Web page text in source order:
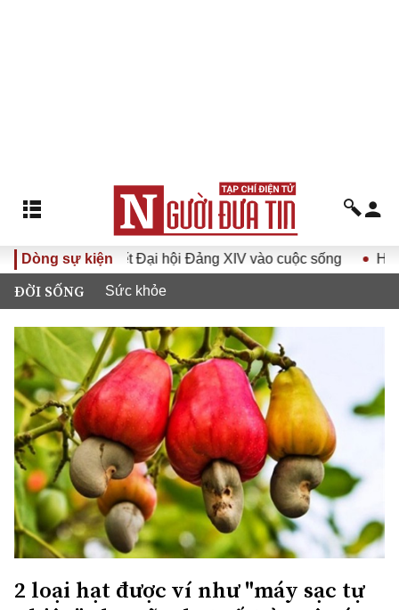
Dòng sự kiện
quyết Đại hội Đảng XIV vào cuộc sống Hướng tới
ĐỜI SỐNG Sức khỏe
2 loại hạt được ví như "máy sạc tự